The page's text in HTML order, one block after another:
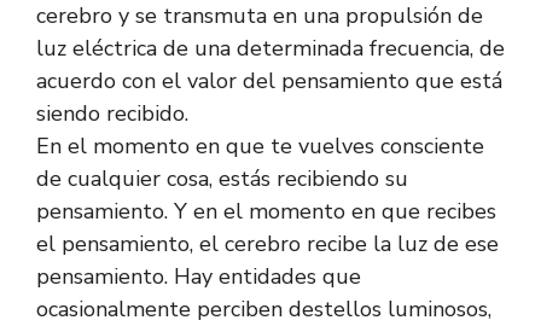
cerebro y se transmuta en una propulsión de
luz eléctrica de una determinada frecuencia, de
acuerdo con el valor del pensamiento que está
siendo recibido.
En el momento en que te vuelves consciente
de cualquier cosa, estás recibiendo su
pensamiento. Y en el momento en que recibes
el pensamiento, el cerebro recibe la luz de ese
pensamiento. Hay entidades que
ocasionalmente perciben destellos luminosos,